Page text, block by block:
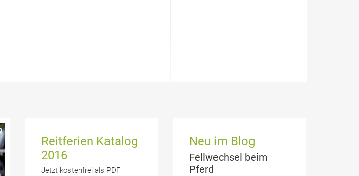
Reitferien Katalog
2016
Jetzt kostenfrei als PDF
Neu im Blog
Fellwechsel beim
Pferd